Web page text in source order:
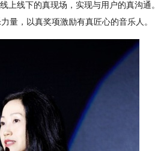
上线下的真现场，实现与用户的真沟通
量，以真奖项激励有真匠心的音乐人。